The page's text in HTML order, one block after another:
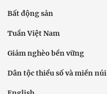
Bất động sản
Tuần Việt Nam
Giảm nghèo bền vững
Dân tộc thiểu số và miền núi